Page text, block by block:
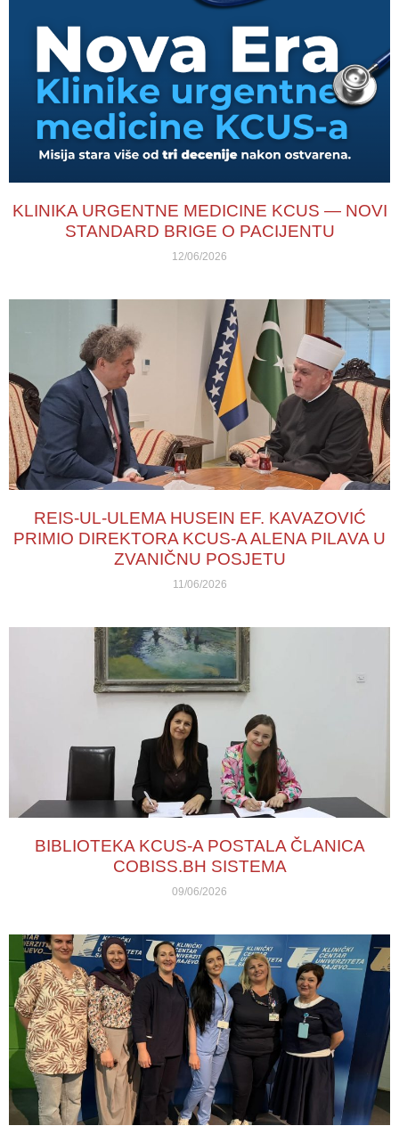
KLINIKA URGENTNE MEDICINE KCUS — NOVI
STANDARD BRIGE O PACIJENTU
12/06/2026
REIS-UL-ULEMA HUSEIN EF. KAVAZOVIĆ
PRIMIO DIREKTORA KCUS-A ALENA PILAVA U
ZVANIČNU POSJETU
11/06/2026
BIBLIOTEKA KCUS-A POSTALA ČLANICA
COBISS.BH SISTEMA
09/06/2026